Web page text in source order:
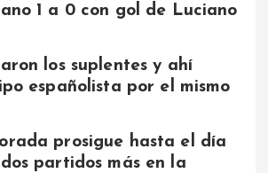
1 a 0 con gol de Luciano
los suplentes y ahí
españolista por el mismo
prosigue hasta el día
partidos más en la